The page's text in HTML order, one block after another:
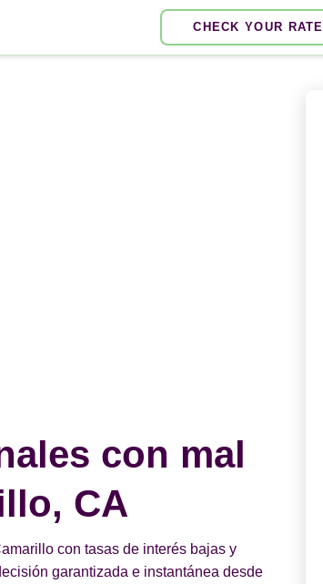
CHECK YOUR RATE
con mal
CA
con tasas de interés bajas y
garantizada e instantánea desde